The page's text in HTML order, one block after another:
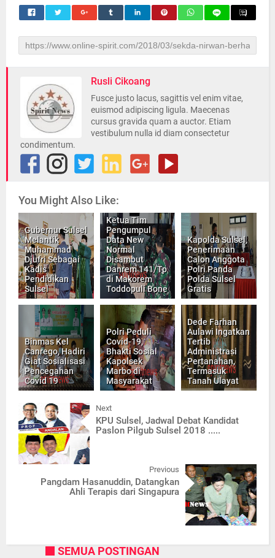
Rusli Cikoang
Fusce justo lacus, sagittis vel enim vitae,
euismod adipiscing ligula. Maecenas
cursus gravida quam a auctor. Etiam
vestibulum nulla id diam consectetur
condimentum.
You Might Also Like:
Gubernur Sulsel
Melantik
Muhammad
Djufri Sebagai
Kadis
Pendidikan
Sulsel
Ketua Tim
Pengumpul
Data New
Normal
Disambut
Danrem 141/Tp
di Makorem
Toddopuli Bone
Kapolda Sulsel,
Penerimaan
Calon Anggota
Polri Panda
Polda Sulsel
Gratis
Binmas Kel
Canrego, Hadiri
Giat Sosialisasi
Pencegahan
Covid 19
Polri Peduli
Covid-19,
Bhakti Sosial
Kapolsek
Marbo di
Masyarakat
Dede Farhan
Aulawi Ingatkan
Tertib
Administrasi
Pertanahan,
Termasuk
Tanah Ulayat
Next
KPU Sulsel, Jadwal Debat Kandidat
Paslon Pilgub Sulsel 2018 .....
Previous
Pangdam Hasanuddin, Datangkan
Ahli Terapis dari Singapura
SEMUA POSTINGAN